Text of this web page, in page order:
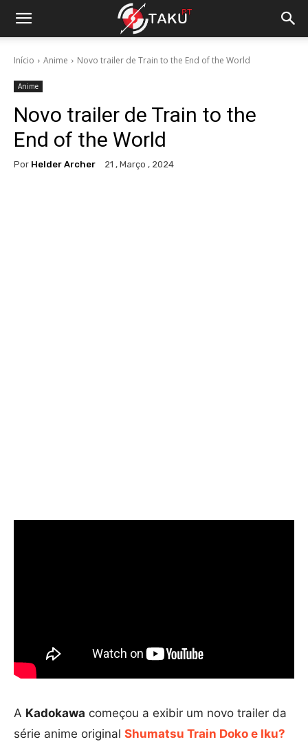
Início Anime Novo trailer de Train to the End of the World
Anime
Novo trailer de Train to the
End of the World
Por Helder Archer 21 , Março , 2024
A Kadokawa começou a exibir um novo trailer da
série anime original Shumatsu Train Doko e Iku?